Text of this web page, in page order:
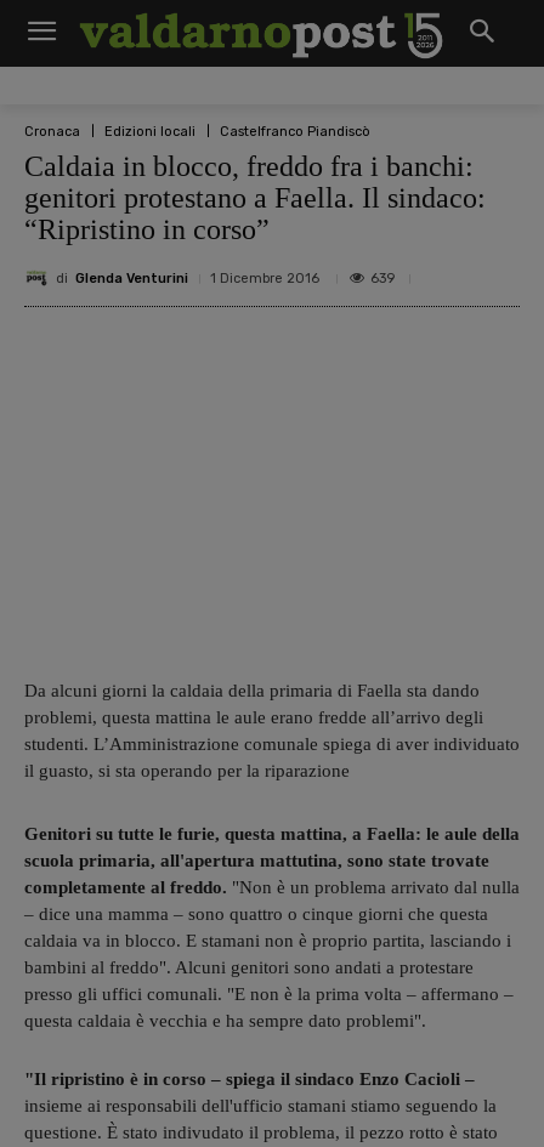
Cronaca Edizioni locali Castelfranco Piandiscò
Caldaia in blocco, freddo fra i banchi:
genitori protestano a Faella. Il sindaco:
“Ripristino in corso”
di Glenda Venturini 1 Dicembre 2016 639
Da alcuni giorni la caldaia della primaria di Faella sta dando
problemi, questa mattina le aule erano fredde all’arrivo degli
studenti. L’Amministrazione comunale spiega di aver individuato
il guasto, si sta operando per la riparazione
Genitori su tutte le furie, questa mattina, a Faella: le aule della
scuola primaria, all'apertura mattutina, sono state trovate
completamente al freddo. "Non è un problema arrivato dal nulla
– dice una mamma – sono quattro o cinque giorni che questa
caldaia va in blocco. E stamani non è proprio partita, lasciando i
bambini al freddo". Alcuni genitori sono andati a protestare
presso gli uffici comunali. "E non è la prima volta – affermano –
questa caldaia è vecchia e ha sempre dato problemi".
"Il ripristino è in corso – spiega il sindaco Enzo Cacioli –
insieme ai responsabili dell'ufficio stamani stiamo seguendo la
questione. È stato indivudato il problema, il pezzo rotto è stato